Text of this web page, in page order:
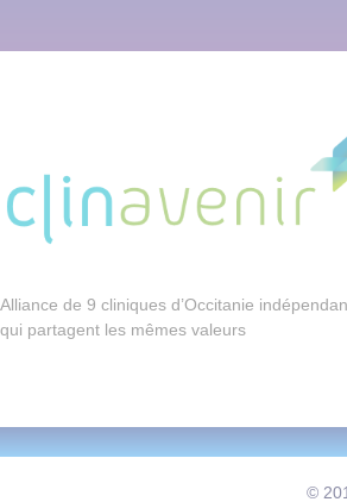
Alliance de 9 cliniques d’Occitanie
qui partagent les mêmes valeurs
©